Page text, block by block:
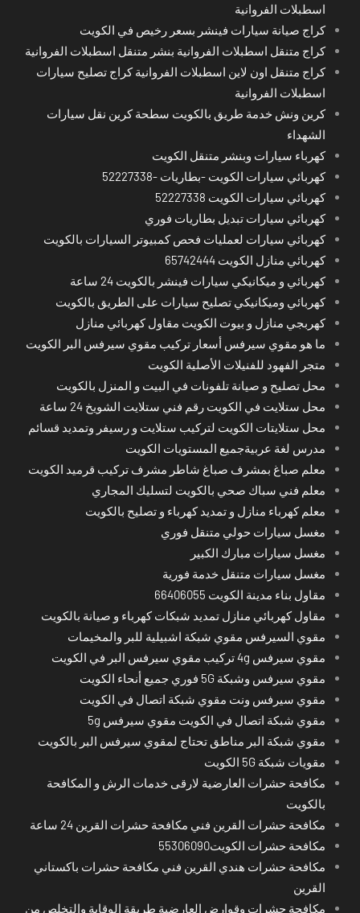
اسطبلات الفروانية
كراج صيانة سيارات فينشر بسعر رخيص في الكويت
كراج متنقل اسطبلات الفروانية بنشر متنقل اسطبلات الفروانية
كراج متنقل اون لاين اسطبلات الفروانية كراج تصليح سيارات
اسطبلات الفروانية
كرين ونش خدمة طريق بالكويت سطحة كرين نقل سيارات
الشهداء
كهرباء سيارات وبنشر متنقل الكويت
كهربائي سيارات الكويت -بطاريات -52227338
كهربائي سيارات الكويت 52227338
كهربائي سيارات تبديل بطاريات فوري
كهربائي سيارات لعمليات فحص كمبيوتر السيارات بالكويت
كهربائي منازل الكويت 65742444
كهربائي و ميكانيكي سيارات فينشر بالكويت 24 ساعة
كهربائي وميكانيكي تصليح سيارات على الطريق بالكويت
كهربجي منازل و بيوت الكويت مقاول كهربائي منازل
ما هو مقوي سيرفس أسعار تركيب مقوي سيرفس البر الكويت
متجر الفهود للفنيلات الأصلية الكويت
محل تصليح و صيانة تلفونات في البيت و المنزل بالكويت
محل ستلايت في الكويت رقم فني ستلايت الشويخ 24 ساعة
محل ستلايتات الكويت لتركيب ستلايت و رسيفر وتمديد قسائم
مدرس لغة عربيةجميع المستويات الكويت
معلم صباغ بمشرف صباغ شاطر مشرف تركيب قرميد الكويت
معلم فني سباك صحي بالكويت لتسليك المجاري
معلم كهرباء منازل و تمديد كهرباء و تصليح بالكويت
مغسل سيارات حولي متنقل فوري
مغسل سيارات مبارك الكبير
مغسل سيارات متنقل خدمة فورية
مقاول بناء مدينة الكويت 66406055
مقاول كهربائي منازل تمديد شبكات كهرباء و صيانة بالكويت
مقوي السيرفس مقوي شبكة اشبيلية للبر والمخيمات
مقوي سيرفس 4g تركيب مقوي سيرفس البر في الكويت
مقوي سيرفس وشبكة 5G فوري جميع أنحاء الكويت
مقوي سيرفس ونت مقوي شبكة اتصال في الكويت
مقوي شبكة اتصال في الكويت مقوي سيرفس 5g
مقوي شبكة البر مناطق تحتاج لمقوي سيرفس البر بالكويت
مقويات شبكة 5G الكويت
مكافحة حشرات العارضية لارقى خدمات الرش و المكافحة
بالكويت
مكافحة حشرات القرين فني مكافحة حشرات القرين 24 ساعة
مكافحة حشرات الكويت55306090
مكافحة حشرات هندي القرين فني مكافحة حشرات باكستاني
القرين
مكافحة حشرات وقوارض العارضية طريقة الوقاية والتخلص من